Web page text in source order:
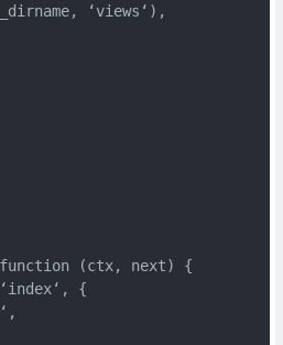
‘views‘),
function (ctx, next) {
{